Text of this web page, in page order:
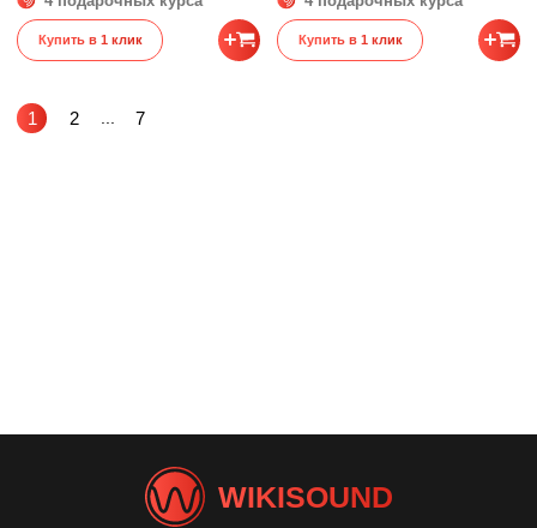
Купить в 1 клик Купить в 1 клик
1 2 7
WIKISOUND